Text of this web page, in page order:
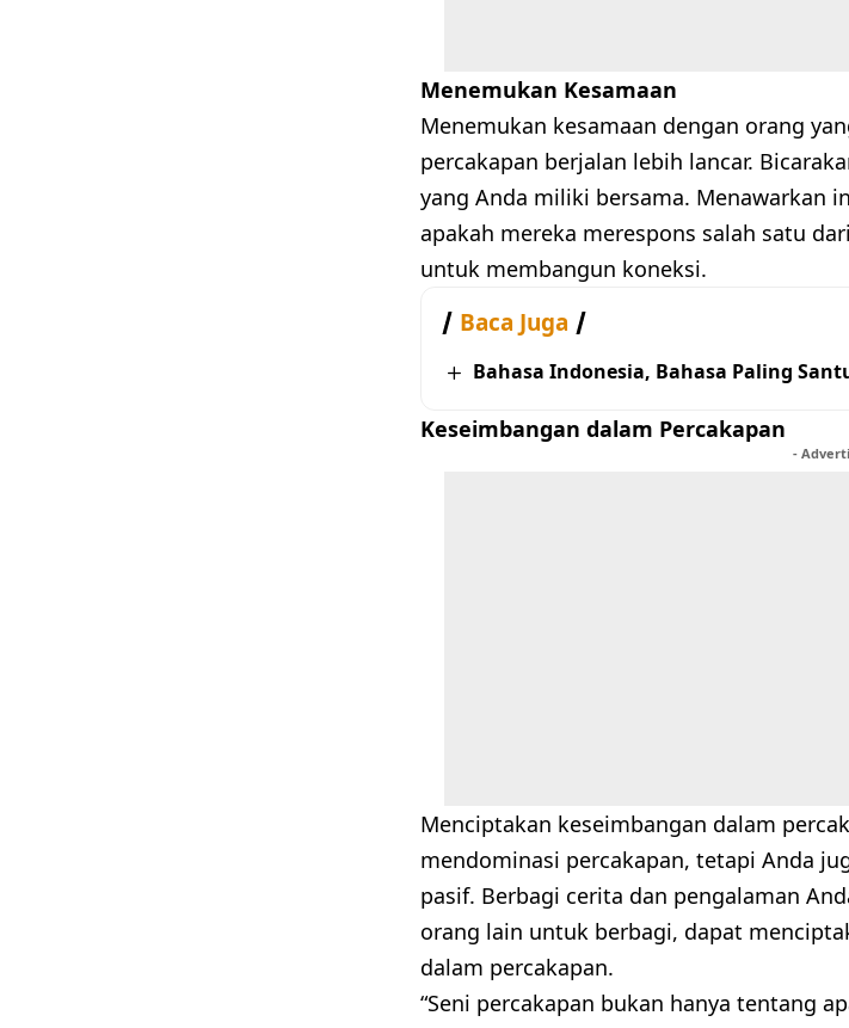
Menemukan Kesamaan
Menemukan kesamaan dengan orang
percakapan berjalan lebih lancar.
yang Anda miliki bersama. Menawarkan
apakah mereka merespons salah satu
untuk membangun koneksi.
Baca Juga
Bahasa Indonesia, Bahasa Paling
Keseimbangan dalam Percakapan
-
Menciptakan keseimbangan dalam
mendominasi percakapan, tetapi Anda
pasif. Berbagi cerita dan pengalaman
orang lain untuk berbagi, dapat
dalam percakapan.
“Seni percakapan bukan hanya tentang